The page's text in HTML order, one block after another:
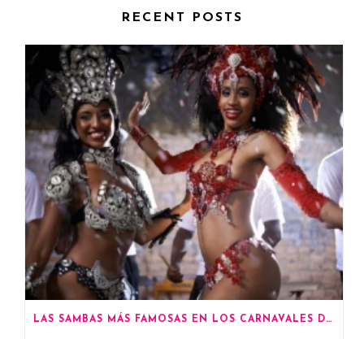
RECENT POSTS
LAS SAMBAS MÁS FAMOSAS EN LOS CARNAVALES DE RÍO